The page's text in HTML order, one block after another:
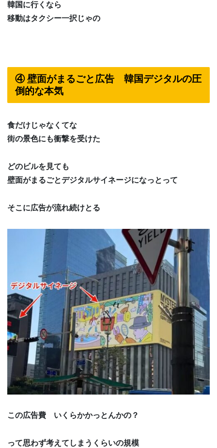
韓国に行くなら
移動はタクシー一択じゃの
④ 壁面がまるごと広告 韓国デジタルの圧
倒的な本気
食だけじゃなくてな
街の景色にも衝撃を受けた
どのビルを見ても
壁面がまるごとデジタルサイネージになっとって
そこに広告が流れ続けとる
この広告費 いくらかかっとんかの？
って思わず考えてしまうくらいの規模